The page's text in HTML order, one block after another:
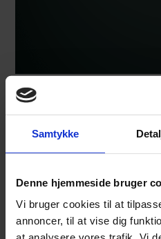
Samtykke
Denne hjemmeside bruger
Vi bruger cookies til at
annoncer, til at vise dig
Bliv bedre rustet til digital
Få indblik i lovgivning for
her webinar afholdt den
Webinaret blev arrangeret
Alexandra Instituttet i